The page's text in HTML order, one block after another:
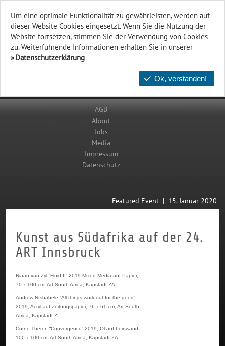
Featured Event | 15. Januar 2020
Kunst aus Südafrika auf der 24.
ART Innsbruck
Riaan van Zyl “Fluid II” 2019 Mixed Media auf Papier,
70 x 100 cm, Art South Africa, Kapstadt-ZA
Andrew Ntshabele “All things work out for the good”
2019, Acryl auf Zeitungspapier, 76 x 61 cm, Art South
Africa, Kapstadt-Z
Corne Theron “Convergence” 2019, Öl auf Leinwand,
100 x 100 cm, Art South Africa, Kapstadt-ZA
AGB
About
Jobs
Media
Impressum
Datenschutz
Um eine optimale Funktionalität zu gewährleisten, werden auf
dieser Website Cookies eingesetzt. Wenn Sie die Nutzung der
Website fort­setzen, stimmen Sie der Verwendung von Cookies
zu. Weiterführende Informationen erhalten Sie in unserer
Datenschutzerklärung
Ok, verstanden!